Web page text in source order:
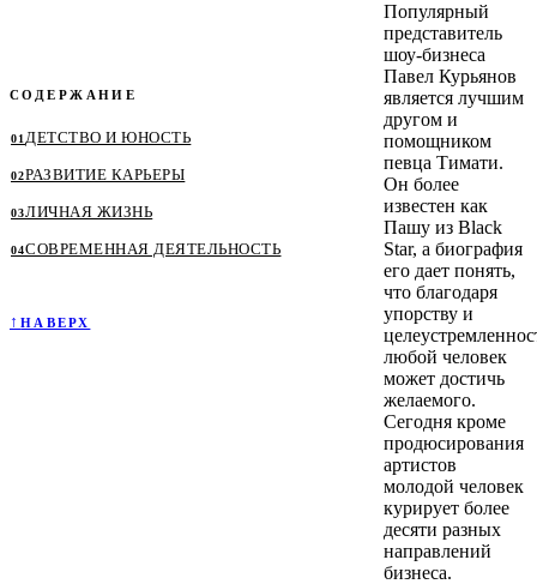
СОДЕРЖАНИЕ
ДЕТСТВО И ЮНОСТЬ
РАЗВИТИЕ КАРЬЕРЫ
ЛИЧНАЯ ЖИЗНЬ
СОВРЕМЕННАЯ ДЕЯТЕЛЬНОСТЬ
НАВЕРХ
Популярный
представитель
шоу-бизнеса
Павел Курьянов
является лучшим
другом и
помощником
певца Тимати.
Он более
известен как
Пашу из Black
Star, а биография
его дает понять,
что благодаря
упорству и
любой человек
может достичь
желаемого.
Сегодня кроме
продюсирования
артистов
молодой человек
курирует более
десяти разных
направлений
бизнеса.